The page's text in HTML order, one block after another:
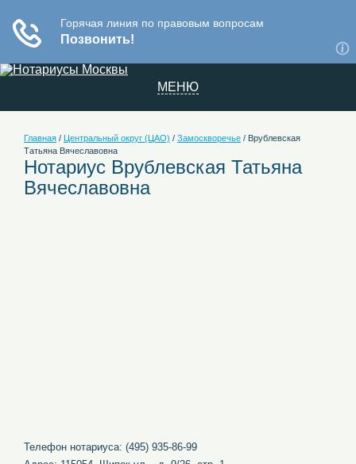
МЕНЮ
Главная / Центральный округ (ЦАО) / Замоскворечье / Врублевская
Татьяна Вячеславовна
Нотариус Врублевская Татьяна
Вячеславовна
Телефон нотариуса: (495) 935-86-99